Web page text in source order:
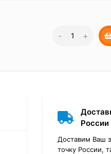
- +
России
Доставим Ваш
точку России,